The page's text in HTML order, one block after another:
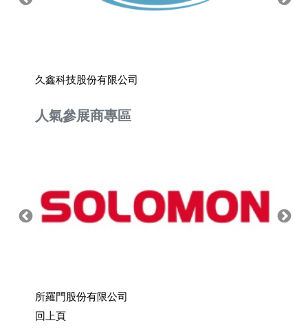
久鑫科技股份有限公司
人氣參展商專區
所羅門股份有限公司
回上頁